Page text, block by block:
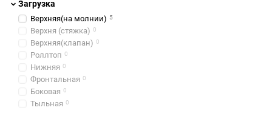
Загрузка
Верхняя(на молнии) 5
Верхня (стяжка) 0
Верхняя(клапан) 0
Роллтоп 0
Нижняя 0
Фронтальная 0
Боковая 0
Тыльная 0